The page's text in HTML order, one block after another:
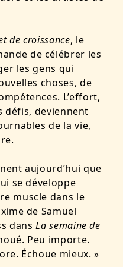
de croissance, le
de célébrer les
les gens qui
choses, de
L’effort,
défis, deviennent
de la vie,
aujourd’hui que
se développe
muscle dans le
de Samuel
dansLa semaine de
Peu importe.
Échoue mieux. »